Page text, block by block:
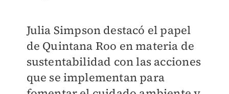
Julia Simpson destacó el papel
de Quintana Roo en materia de
sustentabilidad con las acciones
que se implementan para